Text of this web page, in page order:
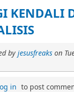
KENDALI
by jesusfreaks on
in to post